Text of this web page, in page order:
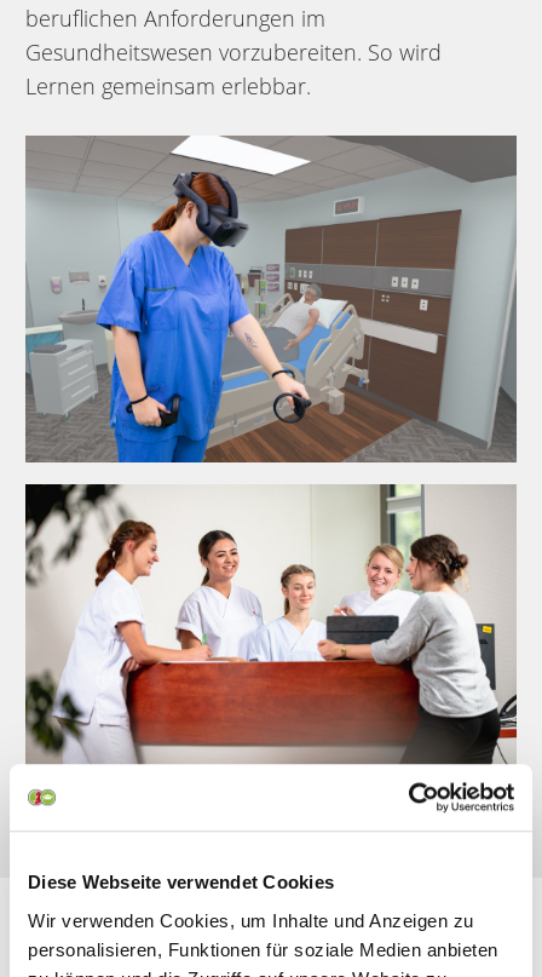
Diese Webseite verwendet Cookies
Wir verwenden Cookies, um Inhalte und Anzeigen zu
personalisieren, Funktionen für soziale Medien anbieten
beruflichen Anforderungen im
Gesundheitswesen vorzubereiten. So wird
Lernen gemeinsam erlebbar.
Vielfältiger Einsatz